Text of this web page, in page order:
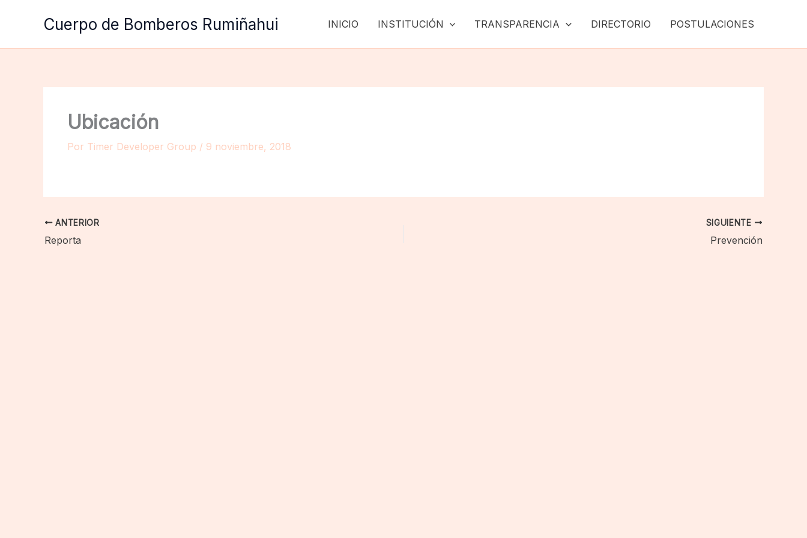
Cuerpo de Bomberos Rumiñahui INICIO INSTITUCIÓN TRANSPARENCIA DIRECTORIO POSTULACIONES
Ubicación
Por Timer Developer Group / 9 noviembre, 2018
ANTERIOR
Reporta
SIGUIENTE
Prevención